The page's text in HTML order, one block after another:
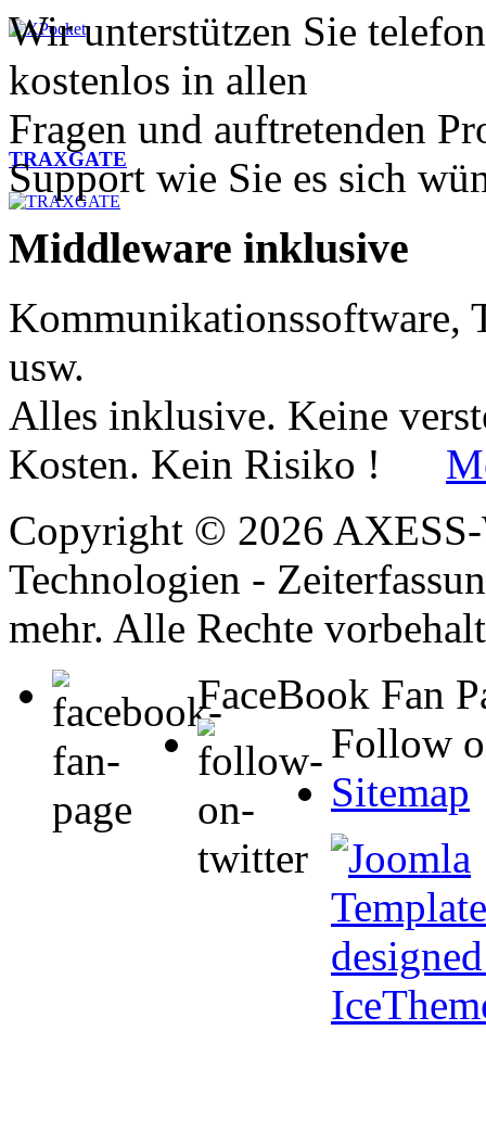
TRAXGATE
Wir unterstützen Sie
kostenlos in allen
Fragen und auftretenden
Support wie Sie es sich
Middleware inklusive
Kommunikationssoftware,
usw.
Alles inklusive. Keine
Kosten. Kein Risiko !
Copyright © 2026
Technologien -
mehr. Alle Rechte
FaceBook Fan
Follow
Sitemap